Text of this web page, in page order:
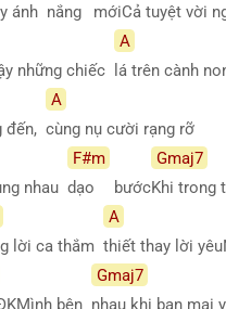
ánh nắng
mớiCả tuyệt vời
những chiếc
A
lá trên cành
đến,
A
cùng nụ cười rạng rỡ
nhau
F#m
dạo
bước
Gmaj7
Khi trong
lời ca thắm
A
thiết thay lời
bên
Gmaj7
nhau khi ban mai